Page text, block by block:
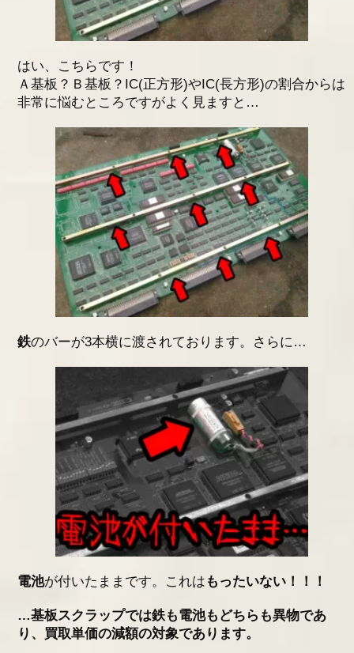
はい、こちらです！
Ａ基板？Ｂ基板？IC(正方形)やIC(長方形)の割合からは
非常に悩むところですがよく見ますと…
鉄のバーが3本横に渡されております。さらに…
電池が付いたままです。これは もったいない！！！
…基板スクラップでは鉄も電池もどちらも異物であ
り、買取単価の減額の対象であります。